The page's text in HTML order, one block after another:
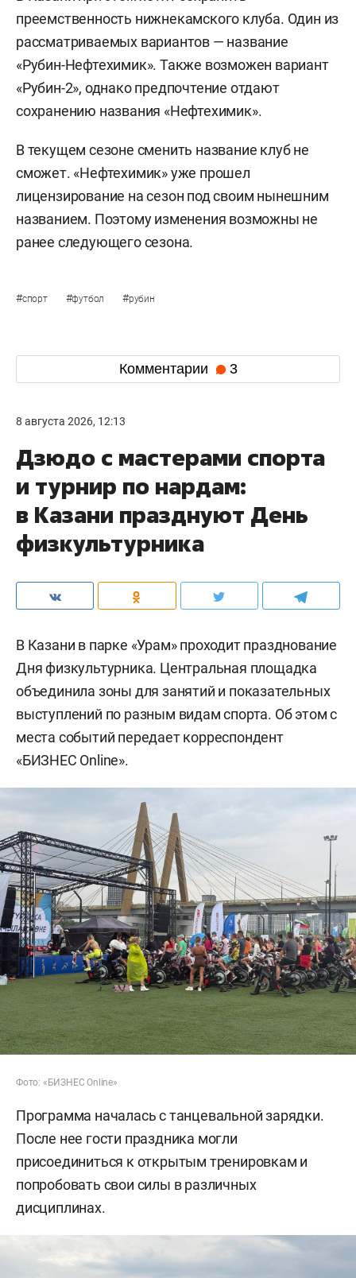
преемственность нижнекамского клуба. Один из
рассматриваемых вариантов — название
«Рубин-Нефтехимик». Также возможен вариант
«Рубин-2», однако предпочтение отдают
сохранению названия «Нефтехимик».
В текущем сезоне сменить название клуб не
сможет. «Нефтехимик» уже прошел
лицензирование на сезон под своим нынешним
названием. Поэтому изменения возможны не
ранее следующего сезона.
#спорт #футбол #рубин
Комментарии 3
8 августа 2026, 12:13
Дзюдо с мастерами спорта
и турнир по нардам:
в Казани празднуют День
физкультурника
В Казани в парке «Урам» проходит празднование
Дня физкультурника. Центральная площадка
объединила зоны для занятий и показательных
выступлений по разным видам спорта. Об этом с
места событий передает корреспондент
«БИЗНЕС Online».
Фото: «БИЗНЕС Online»
Программа началась с танцевальной зарядки.
После нее гости праздника могли
присоединиться к открытым тренировкам и
попробовать свои силы в различных
дисциплинах.